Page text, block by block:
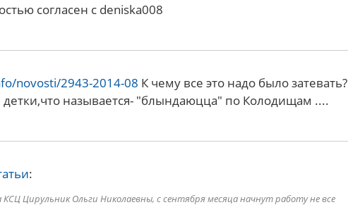
согласен с deniska008
novosti/2943-2014-08 К чему все это надо было затевать?
детки,что называется- "блындаюцца" по Колодищам ....
:
КСЦ Цирульник Ольги Николаевны, с сентября месяца начнут работу не все